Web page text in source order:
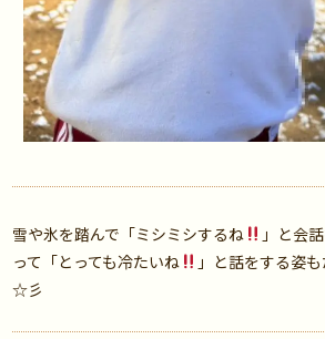
雪や氷を踏んで「ミシミシするね
」と会
って「とっても冷たいね
」と話をする姿
☆彡